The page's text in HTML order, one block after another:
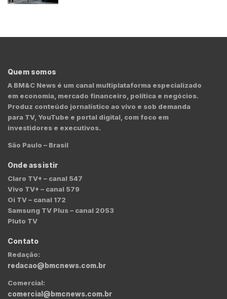
Quem somos
A BM&C News é um canal multiplataforma especializado
em economia, mercado financeiro, política e negócios.
Produz conteúdo jornalístico ao vivo e sob demanda
para TV, YouTube e portal digital, com foco em
investidores e executivos.
São Paulo – Brasil
Onde assistir
Claro TV+ – canal 547
Vivo TV+ – canal 579
Oi TV – canal 172
Samsung TV Plus – canal 2053
Pluto TV
Contato
Redação:
redacao@bmcnews.com.br
Comercial:
comercial@bmcnews.com.br